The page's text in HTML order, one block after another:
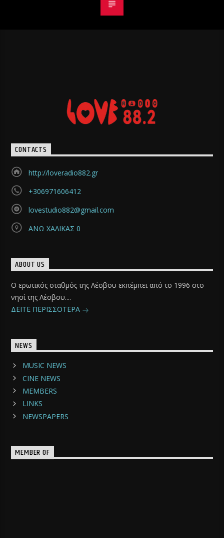
CONTACTS
http://loveradio882.gr
+306971606412
lovestudio882@gmail.com
ΑΝΩ ΧΑΛΙΚΑΣ 0
ABOUT US
Ο ερωτικός σταθμός της Λέσβου εκπέμπει από το 1996 στο
νησί της Λέσβου....
ΔΕΙΤΕ ΠΕΡΙΣΣΟΤΕΡΑ
NEWS
MUSIC NEWS
CINE NEWS
MEMBERS
LINKS
NEWSPAPERS
MEMBER OF